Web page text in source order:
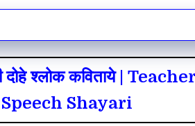
दोहे श्लोक कविताये |
Shayari